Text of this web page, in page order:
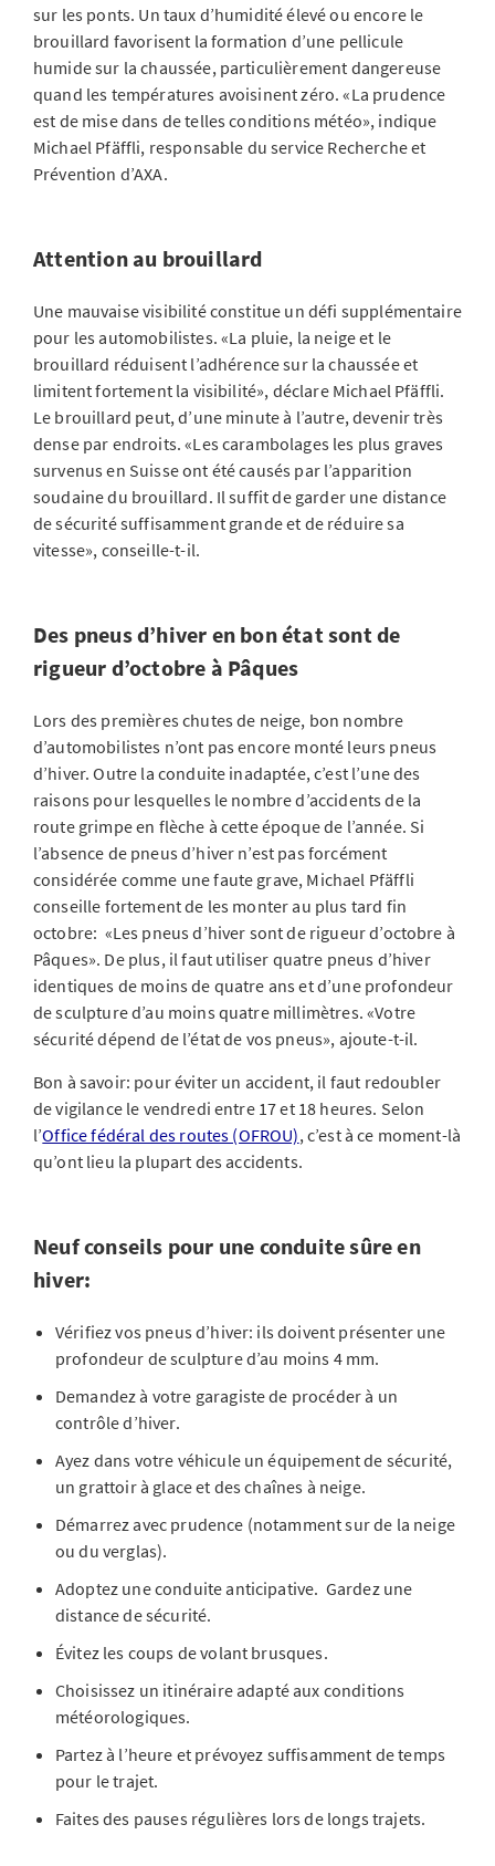
sur les ponts. Un taux d’humidité élevé ou encore le
brouillard favorisent la formation d’une pellicule
humide sur la chaussée, particulièrement dangereuse
quand les températures avoisinent zéro. «La prudence
est de mise dans de telles conditions météo», indique
Michael Pfäffli, responsable du service Recherche et
Prévention d’AXA.
Attention au brouillard
Une mauvaise visibilité constitue un défi supplémentaire
pour les automobilistes. «La pluie, la neige et le
brouillard réduisent l’adhérence sur la chaussée et
limitent fortement la visibilité», déclare Michael Pfäffli.
Le brouillard peut, d’une minute à l’autre, devenir très
dense par endroits. «Les carambolages les plus graves
survenus en Suisse ont été causés par l’apparition
soudaine du brouillard. Il suffit de garder une distance
de sécurité suffisamment grande et de réduire sa
vitesse», conseille-t-il.
Des pneus d’hiver en bon état sont de
rigueur d’octobre à Pâques
Lors des premières chutes de neige, bon nombre
d’automobilistes n’ont pas encore monté leurs pneus
d’hiver. Outre la conduite inadaptée, c’est l’une des
raisons pour lesquelles le nombre d’accidents de la
route grimpe en flèche à cette époque de l’année. Si
l’absence de pneus d’hiver n’est pas forcément
considérée comme une faute grave, Michael Pfäffli
conseille fortement de les monter au plus tard fin
octobre: «Les pneus d’hiver sont de rigueur d’octobre à
Pâques». De plus, il faut utiliser quatre pneus d’hiver
identiques de moins de quatre ans et d’une profondeur
de sculpture d’au moins quatre millimètres. «Votre
sécurité dépend de l’état de vos pneus», ajoute-t-il.
Bon à savoir: pour éviter un accident, il faut redoubler
de vigilance le vendredi entre 17 et 18 heures. Selon
l’Office fédéral des routes (OFROU), c’est à ce moment-là
qu’ont lieu la plupart des accidents.
Neuf conseils pour une conduite sûre en
hiver:
Vérifiez vos pneus d’hiver: ils doivent présenter une
profondeur de sculpture d’au moins 4 mm.
Demandez à votre garagiste de procéder à un
contrôle d’hiver.
Ayez dans votre véhicule un équipement de sécurité,
un grattoir à glace et des chaînes à neige.
Démarrez avec prudence (notamment sur de la neige
ou du verglas).
Adoptez une conduite anticipative. Gardez une
distance de sécurité.
Évitez les coups de volant brusques.
Choisissez un itinéraire adapté aux conditions
météorologiques.
Partez à l’heure et prévoyez suffisamment de temps
pour le trajet.
Faites des pauses régulières lors de longs trajets.